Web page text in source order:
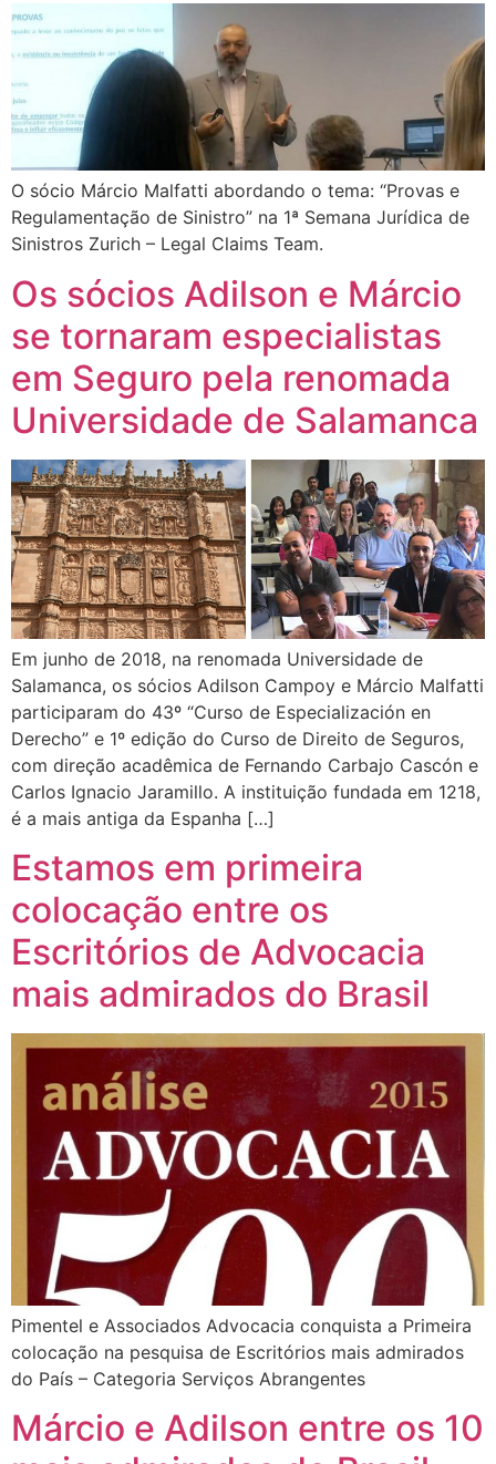
O sócio Márcio Malfatti abordando o tema: “Provas e
Regulamentação de Sinistro” na 1ª Semana Jurídica de
Sinistros Zurich – Legal Claims Team.
Os sócios Adilson e Márcio
se tornaram especialistas
em Seguro pela renomada
Universidade de Salamanca
Em junho de 2018, na renomada Universidade de
Salamanca, os sócios Adilson Campoy e Márcio Malfatti
participaram do 43º “Curso de Especialización en
Derecho” e 1º edição do Curso de Direito de Seguros,
com direção acadêmica de Fernando Carbajo Cascón e
Carlos Ignacio Jaramillo. A instituição fundada em 1218,
é a mais antiga da Espanha […]
Estamos em primeira
colocação entre os
Escritórios de Advocacia
mais admirados do Brasil
Pimentel e Associados Advocacia conquista a Primeira
colocação na pesquisa de Escritórios mais admirados
do País – Categoria Serviços Abrangentes
Márcio e Adilson entre os 10